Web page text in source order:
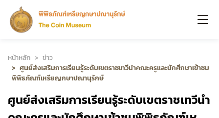
หน้าหลัก
ข่าว
ศูนย์ส่งเสริมการเรียนรู้ระดับเขตราชเทวีนำคณะครูและนักศึกษาเข้าชม
พิพิธภัณฑ์เหรียญกษาปณานุรักษ์
ศูนย์ส่งเสริมการเรียนรู้ระดับเขตราชเทวีนำ